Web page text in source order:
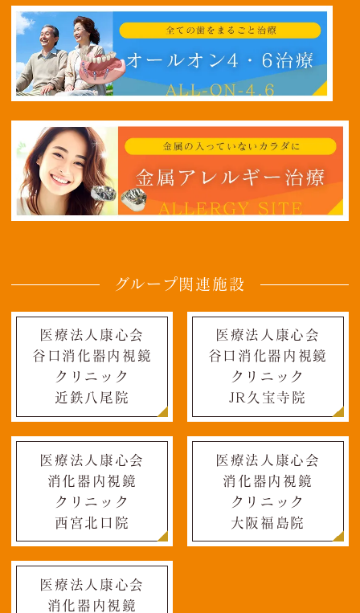
グループ関連施設
医療法人康心会
谷口消化器内視鏡
クリニック
近鉄八尾院
医療法人康心会
谷口消化器内視鏡
クリニック
JR久宝寺院
医療法人康心会
消化器内視鏡
クリニック
西宮北口院
医療法人康心会
消化器内視鏡
クリニック
大阪福島院
医療法人康心会
消化器内視鏡